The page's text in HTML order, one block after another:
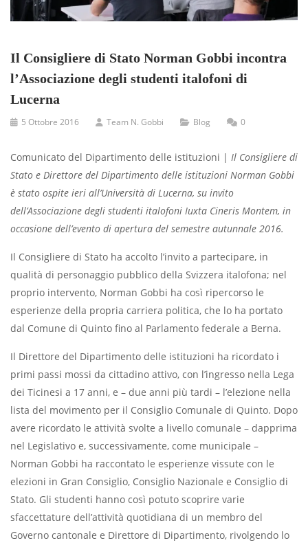
Il Consigliere di Stato Norman Gobbi incontra
l’Associazione degli studenti italofoni di
Lucerna
5 Ottobre 2016 Team N. Gobbi Blog 0
Comunicato del Dipartimento delle istituzioni | Il Consigliere di
Stato e Direttore del Dipartimento delle istituzioni Norman Gobbi
è stato ospite ieri all’Università di Lucerna, su invito
dell’Associazione degli studenti italofoni Iuxta Cineris Montem, in
occasione dell’evento di apertura del semestre autunnale 2016.
Il Consigliere di Stato ha accolto l’invito a partecipare, in
qualità di personaggio pubblico della Svizzera italofona; nel
proprio intervento, Norman Gobbi ha così ripercorso le
esperienze della propria carriera politica, che lo ha portato
dal Comune di Quinto fino al Parlamento federale a Berna.
Il Direttore del Dipartimento delle istituzioni ha ricordato i
primi passi mossi da cittadino attivo, con l’ingresso nella Lega
dei Ticinesi a 17 anni, e – due anni più tardi – l’elezione nella
lista del movimento per il Consiglio Comunale di Quinto. Dopo
avere ricordato le attività svolte a livello comunale – dapprima
nel Legislativo e, successivamente, come municipale –
Norman Gobbi ha raccontato le esperienze vissute con le
elezioni in Gran Consiglio, Consiglio Nazionale e Consiglio di
Stato. Gli studenti hanno così potuto scoprire varie
sfaccettature dell’attività quotidiana di un membro del
Governo cantonale e Direttore di Dipartimento, rivolgendo lo